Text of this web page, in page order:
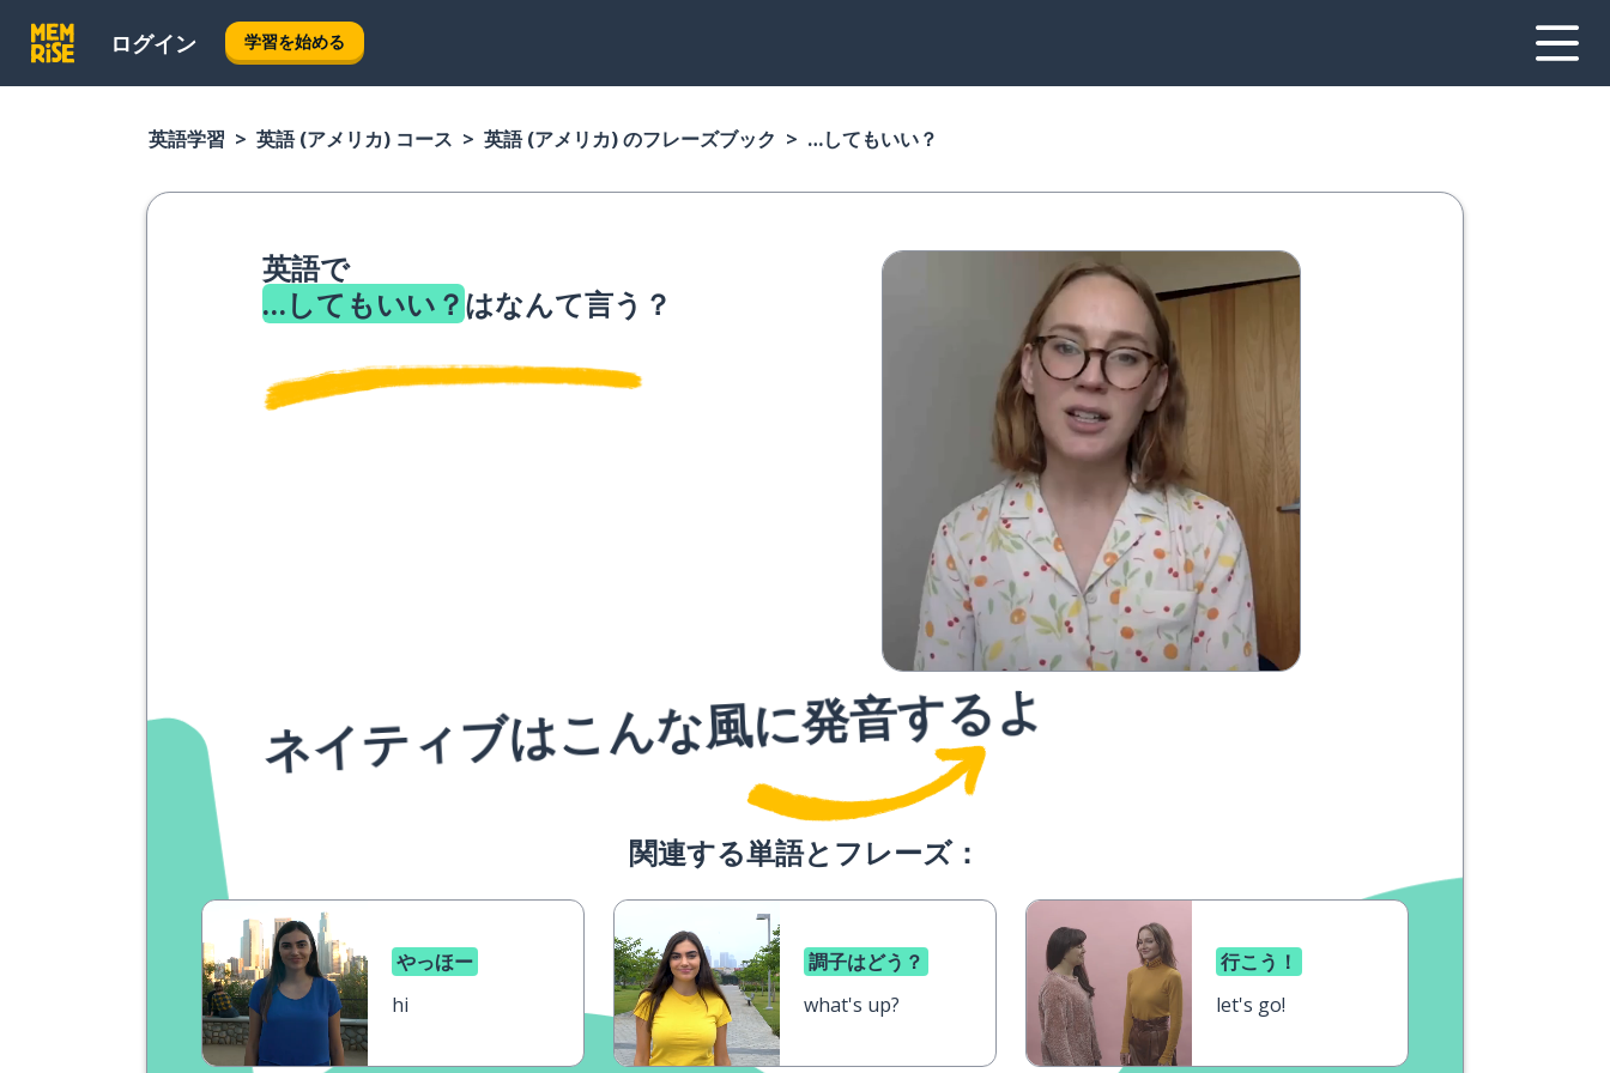
ログイン 学習を始める
英語学習 英語 (アメリカ) コース 英語 (アメリカ) のフレーズブック …してもいい？
英語で
…してもいい？はなんて言う？
ネイティブはこんな風に発音するよ
関連する単語とフレーズ：
やっほー
hi
調子はどう？
what's up?
行こう！
let's go!